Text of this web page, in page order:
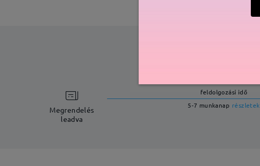
Megrendelés
leadva
feldolgozási idő
5-7 munkanap részletek